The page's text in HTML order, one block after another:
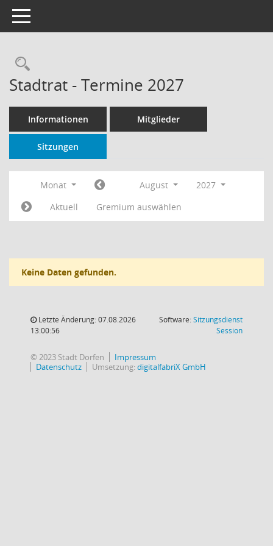
Toggle navigation
Rechercheauswahl
Stadtrat - Termine 2027
Informationen Mitglieder
Sitzungen
Monat August
2027
Aktuell
Gremium auswählen
Keine Daten gefunden.
Letzte Änderung: 07.08.2026
13:00:56
Software:Sitzungsdienst
Session(Wird in
© 2023 Stadt Dorfen
Impressum
Datenschutz
Umsetzung:digitalfabriX GmbH